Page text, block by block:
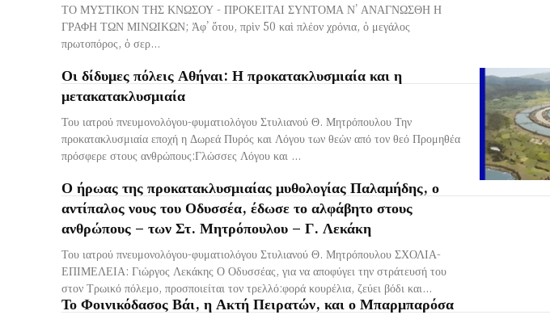
ΤΟ ΜΥΣΤΙΚΟΝ ΤΗΣ ΚΝΩΣΟΥ - ΠΡΟΚΕΙΤΑΙ ΣΥΝΤΟΜΑ Ν’ ΑΝΑΓΝΩΣΘΗ Η
ΓΡΑΦΗ ΤΩΝ ΜΙΝΩΙΚΩΝ; Ἀφ’ ὅτου, πρὶν 50 καὶ πλέον χρόνια, ὁ μεγάλος
πρωτοπόρος, ὁ σερ...
Οι δίδυμες πόλεις Αθήναι: Η προκατακλυσμιαία και η
μετακατακλυσμιαία
Του ιατρού πνευμονολόγου-φυματιολόγου Στυλιανού Θ. Μητρόπουλου Την
προκατακλυσμιαία εποχή η Δωρεά Πυρός και Λόγου των θεών από τον θεό Προμηθέα
πρόσφερε στους ανθρώπους:Γλώσσες Λόγου και ...
Ο ήρωας της προκατακλυσμιαίας μυθολογίας Παλαμήδης, ο
αντίπαλος νους του Οδυσσέα, έδωσε το αλφάβητο στους
ανθρώπους – των Στ. Μητρόπουλου – Γ. Λεκάκη
Του ιατρού πνευμονολόγου-φυματιολόγου Στυλιανού Θ. Μητρόπουλου ΣΧΟΛΙΑ-
ΕΠΙΜΕΛΕΙΑ: Γιώργος Λεκάκης Ο Οδυσσέας, για να αποφύγει την στράτευσή του
στον Τρωικό πόλεμο, προσποιείται τον τρελλό:φορά κουρέλια, ζεύει βόδι και...
Το Φοινικόδασος Βάι, η Ακτή Πειρατών, και ο Μπαρμπαρόσα